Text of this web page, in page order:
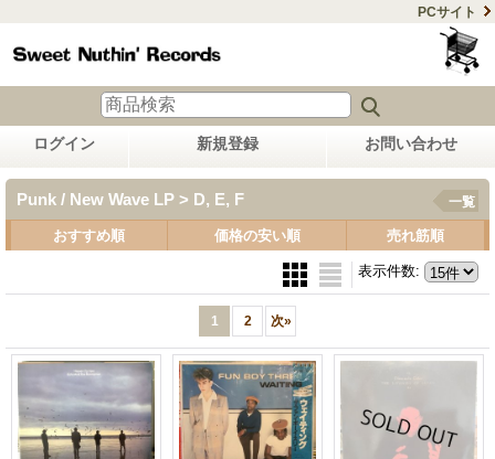
PCサイト
ログイン 新規登録 お問い合わせ
Punk / New Wave LP > D, E, F 一覧
おすすめ順 価格の安い順 売れ筋順
表示件数:
1 2 次»